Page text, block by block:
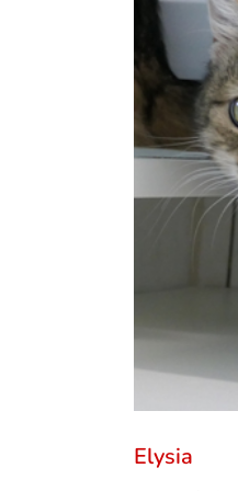
Elysia